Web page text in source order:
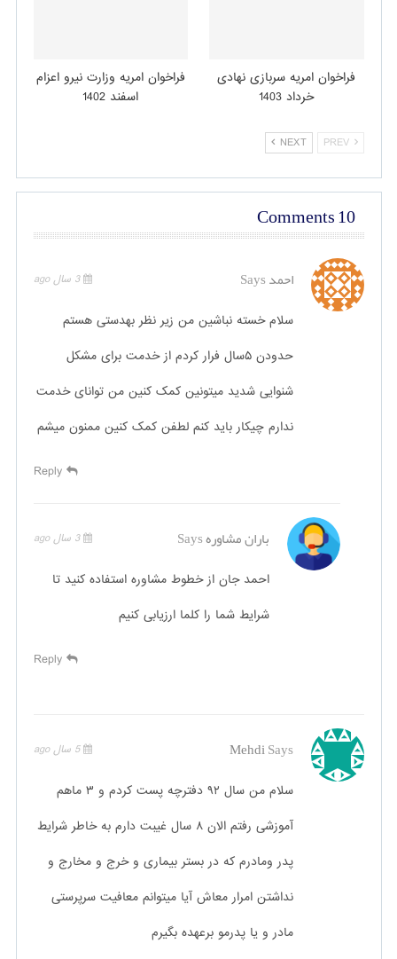
فراخوان امریه سربازی نهادی
خرداد 1403
فراخوان امریه وزارت نیرو اعزام
اسفند 1402
PREV
NEXT
10 Comments
احمدSays 3 سال ago
سلام خسته نباشین من زیر نظر بهدستی هستم
حدودن ۵سال فرار کردم از خدمت برای مشکل
شنوایی شدید میتونین کمک کنین من توانای خدمت
ندارم چیکار باید کنم لطفن کمک کنین ممنون میشم
Reply
باران مشاورهSays 3 سال ago
احمد جان از خطوط مشاوره استفاده کنید تا
شرایط شما را کلما ارزیابی کنیم
Reply
MehdiSays 5 سال ago
سلام من سال ۹۲ دفترچه پست کردم و ۳ ماهم
آموزشی رفتم الان ۸ سال غیبت دارم به خاطر شرایط
پدر ومادرم که در بستر بیماری و خرج و مخارج و
نداشتن امرار معاش آیا میتوانم معافیت سرپرستی
مادر و یا پدرمو برعهده بگیرم